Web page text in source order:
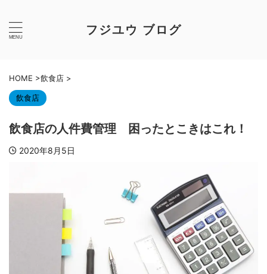
フジユウ ブログ
HOME >飲食店 >
飲食店
飲食店の人件費管理 困ったとこきはこれ！
2020年8月5日